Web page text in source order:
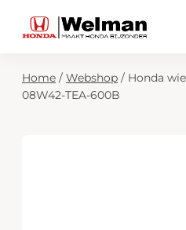
Modellen
Zoekfunctie
Home / Webshop / Honda
08W42-TEA-600B